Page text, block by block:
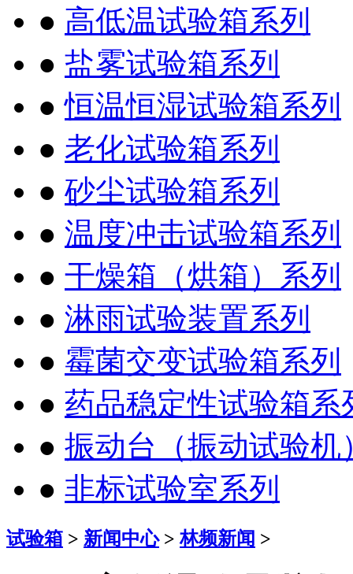
● 高低温试验箱系列
● 盐雾试验箱系列
●恒温恒湿试验箱系列
● 老化试验箱系列
● 砂尘试验箱系列
● 温度冲击试验箱系列
● 干燥箱（烘箱）系列
● 淋雨试验装置系列
● 霉菌交变试验箱系列
● 药品稳定性试验箱系
● 振动台（振动试验机
● 非标试验室系列
试验箱 > 新闻中心>林频新闻 >